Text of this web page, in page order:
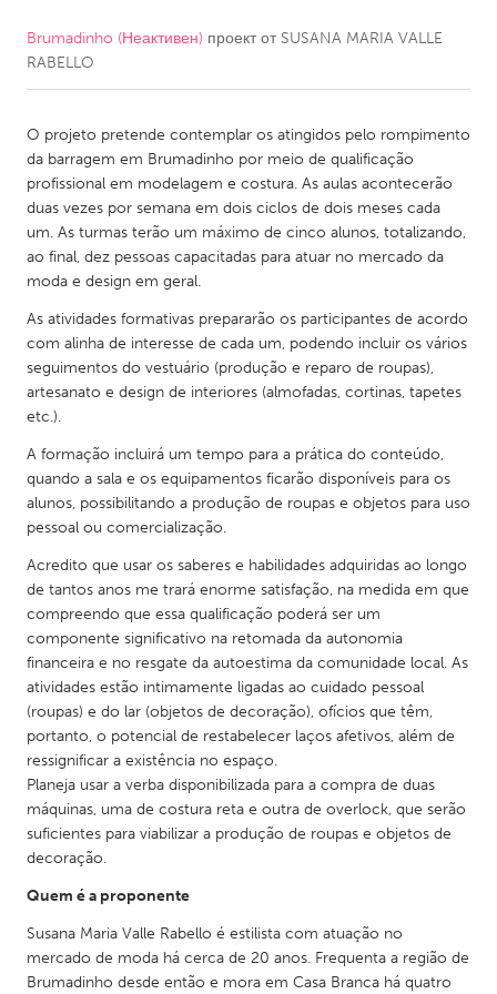
CANADA
Newmarket
Ottawa
South Shore
Toronto
MALAYSIA
Kuala Lumpur
NETHERLANDS
Leiden
Rotterdam
QATAR
Qatar
SINGAPORE
UNITED KINGDOM
Glasgow
UNITED STATES
Ann Arbor, MI
Austin, TX
Baltimore, MD
Burlingame-San Mateo, CA
Chicago, IL
Cleveland, OH
Detroit, MI
Durham, NC
Brumadinho (Неактивен) проект от SUSANA MARIA VALLE
RABELLO
O projeto pretende contemplar os atingidos pelo rompimento
da barragem em Brumadinho por meio de qualificação
profissional em modelagem e costura. As aulas acontecerão
duas vezes por semana em dois ciclos de dois meses cada
um. As turmas terão um máximo de cinco alunos, totalizando,
ao final, dez pessoas capacitadas para atuar no mercado da
moda e design em geral.
As atividades formativas prepararão os participantes de acordo
com alinha de interesse de cada um, podendo incluir os vários
seguimentos do vestuário (produção e reparo de roupas),
artesanato e design de interiores (almofadas, cortinas, tapetes
etc.).
A formação incluirá um tempo para a prática do conteúdo,
quando a sala e os equipamentos ficarão disponíveis para os
alunos, possibilitando a produção de roupas e objetos para uso
pessoal ou comercialização.
Acredito que usar os saberes e habilidades adquiridas ao longo
de tantos anos me trará enorme satisfação, na medida em que
compreendo que essa qualificação poderá ser um
componente significativo na retomada da autonomia
financeira e no resgate da autoestima da comunidade local. As
atividades estão intimamente ligadas ao cuidado pessoal
(roupas) e do lar (objetos de decoração), ofícios que têm,
portanto, o potencial de restabelecer laços afetivos, além de
ressignificar a existência no espaço.
Planeja usar a verba disponibilizada para a compra de duas
máquinas, uma de costura reta e outra de overlock, que serão
suficientes para viabilizar a produção de roupas e objetos de
decoração.
Quem é a proponente
Susana Maria Valle Rabello é estilista com atuação no
mercado de moda há cerca de 20 anos. Frequenta a região de
Brumadinho desde então e mora em Casa Branca há quatro